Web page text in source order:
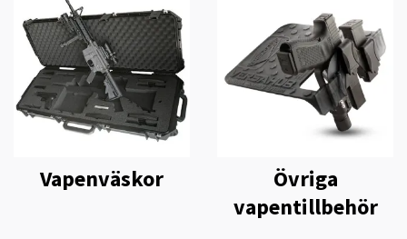
Vapenväskor
Övriga
vapentillbehör